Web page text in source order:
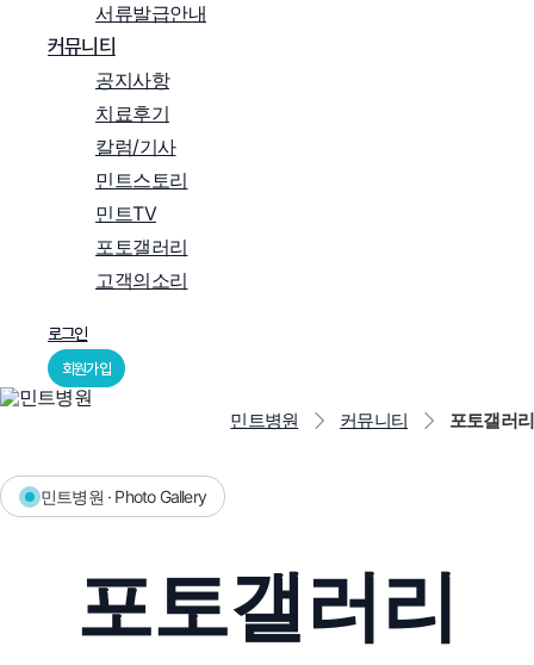
서류발급안내
커뮤니티
공지사항
치료후기
칼럼/기사
민트스토리
민트TV
포토갤러리
고객의소리
로그인
회원가입
Menu
민트병원 커뮤니티 포토갤러리
민트병원 · Photo Gallery
포토갤러리